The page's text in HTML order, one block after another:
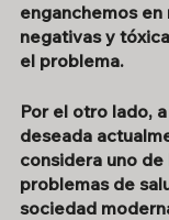
enganchemos
negativas y
el problema.
Por el otro lado,
deseada
considera uno
problemas de
sociedad